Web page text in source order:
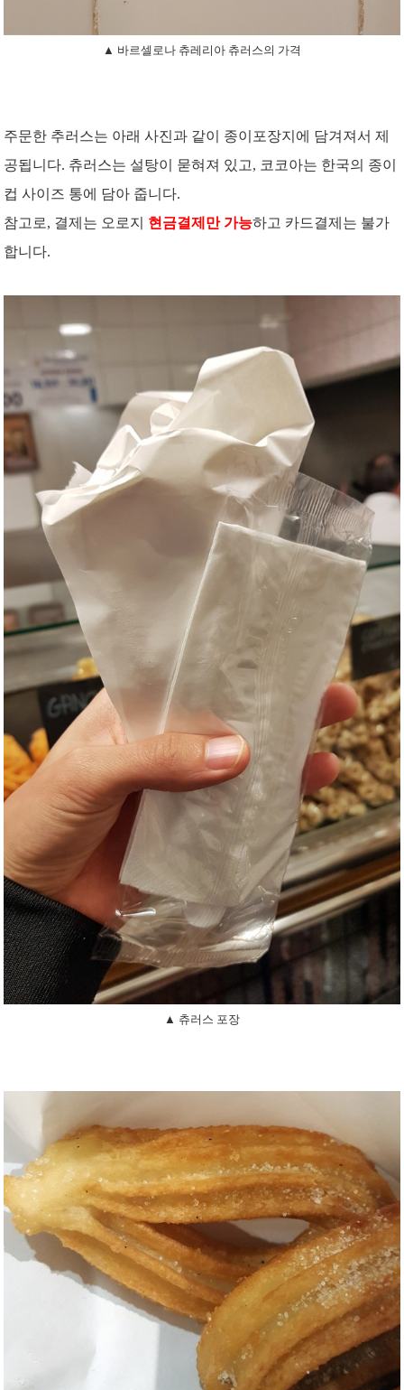
▲ 바르셀로나 츄레리아 츄러스의 가격
주문한 추러스는 아래 사진과 같이 종이포장지에 담겨져서 제
공됩니다. 츄러스는 설탕이 묻혀져 있고, 코코아는 한국의 종이
컵 사이즈 통에 담아 줍니다.
참고로, 결제는 오로지 현금결제만 가능하고 카드결제는 불가
합니다.
▲ 츄러스 포장